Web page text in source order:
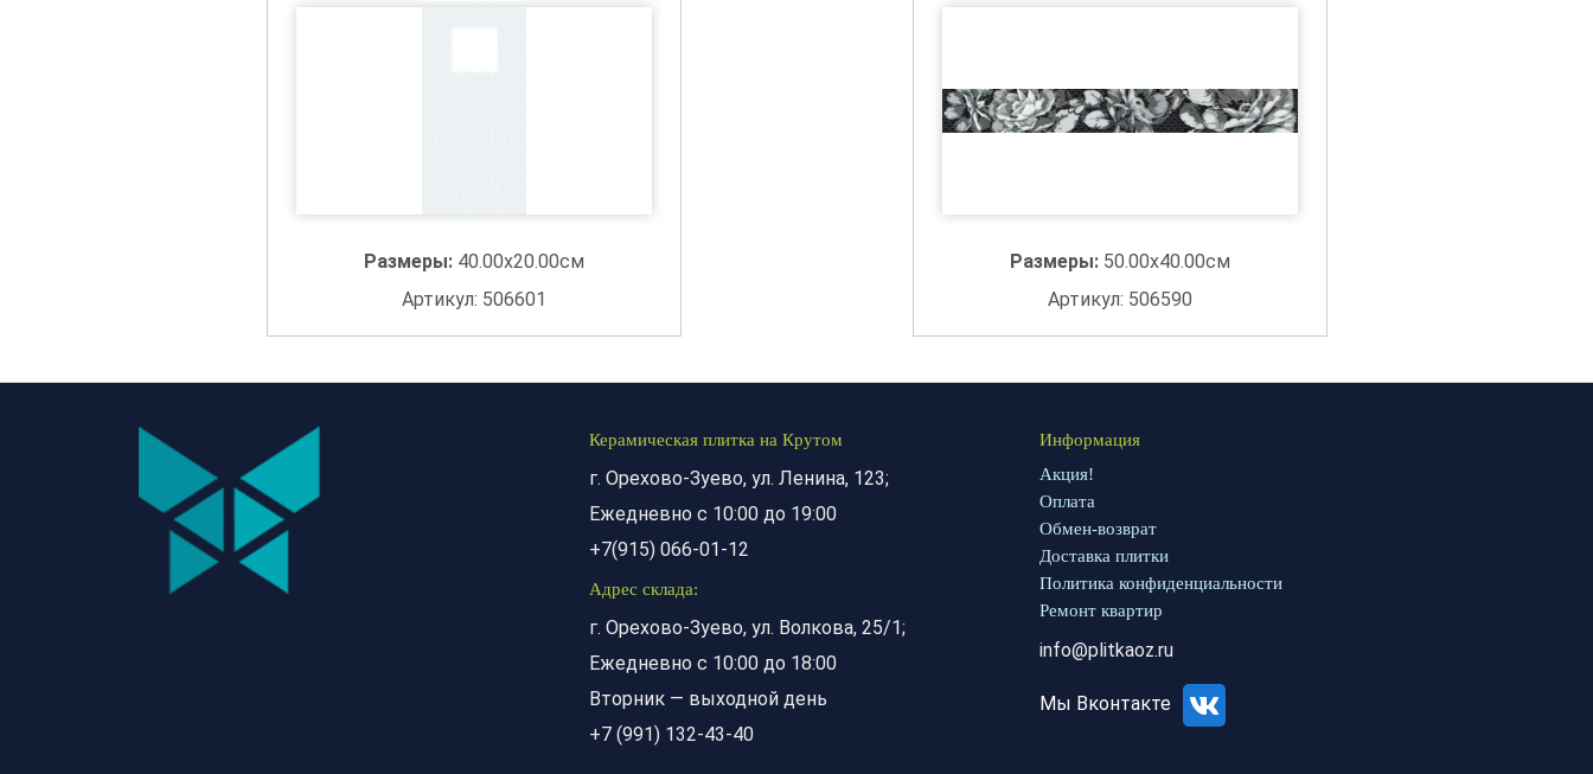
Размеры: 40.00x20.00см
Артикул: 506601
Размеры: 50.00x40.00см
Артикул: 506590
Керамическая плитка на Крутом
г. Орехово-Зуево, ул. Ленина, 123;
Ежедневно с 10:00 до 19:00
+7(915) 066-01-12
Адрес склада:
г. Орехово-Зуево, ул. Волкова, 25/1;
Ежедневно с 10:00 до 18:00
Вторник — выходной день
+7 (991) 132-43-40
Информация
Акция!
Оплата
Обмен-возврат
Доставка плитки
Политика конфиденциальности
Ремонт квартир
info@plitkaoz.ru
Мы Вконтакте